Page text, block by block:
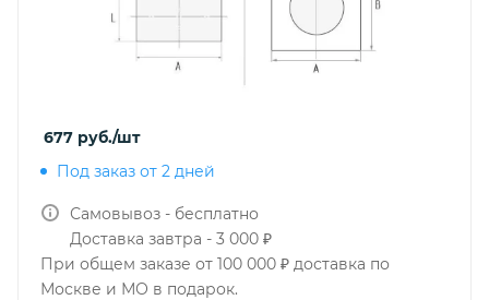
677 руб./шт
Под заказ от 2 дней
Самовывоз - бесплатно
Доставка завтра - 3 000 ₽
При общем заказе от 100 000 ₽ доставка по
Москве и МО в подарок.